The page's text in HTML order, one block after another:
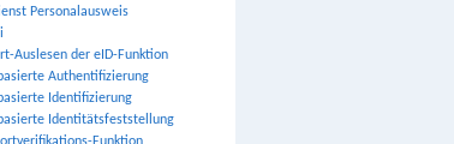
Personalausweis
Auslesen der eID-Funktion
Authentifizierung
Identifizierung
Identitätsfeststellung